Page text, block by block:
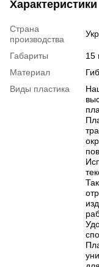
Характеристики
Страна
производства
Габариты
15
Материал
Виды пластика